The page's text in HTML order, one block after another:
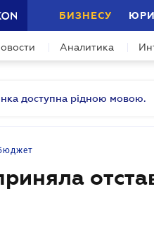
БИЗНЕСУ
Аналитика
доступна рідною мовою.